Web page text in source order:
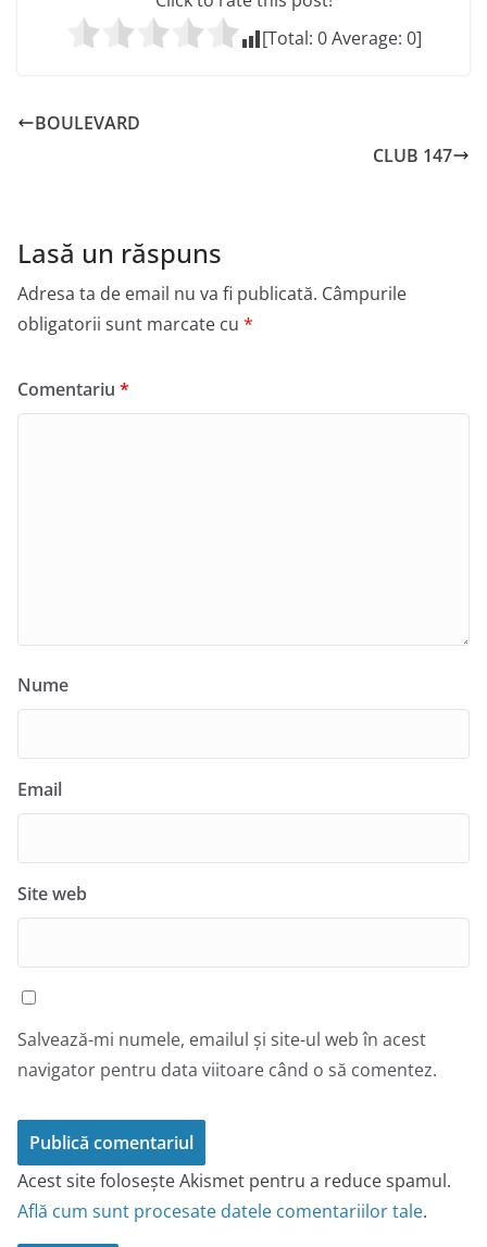
[Total: 0Average: 0]
BOULEVARD
CLUB 147
Lasă un răspuns
Adresa ta de email nu va fi publicată. Câmpurile
obligatorii sunt marcate cu *
Comentariu *
Nume
Email
Site web
Salvează-mi numele, emailul și site-ul web în acest
navigator pentru data viitoare când o să comentez.
Acest site folosește Akismet pentru a reduce spamul.
Află cum sunt procesate datele comentariilor tale.